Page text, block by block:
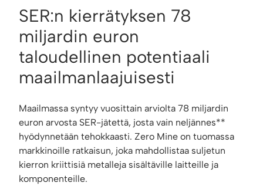
SER:n kierrätyksen 78
miljardin euron
taloudellinen potentiaali
maailmanlaajuisesti
Maailmassa syntyy vuosittain arviolta 78 miljardin
euron arvosta SER-jätettä, josta vain neljännes**
hyödynnetään tehokkaasti. Zero Mine on tuomassa
markkinoille ratkaisun, joka mahdollistaa suljetun
kierron kriittisiä metalleja sisältäville laitteille ja
komponenteille.